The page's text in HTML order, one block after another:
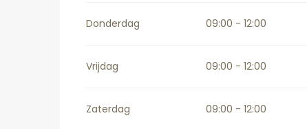
Donderdag 09:00 - 12:00
Vrijdag 09:00 - 12:00
Zaterdag 09:00 - 12:00